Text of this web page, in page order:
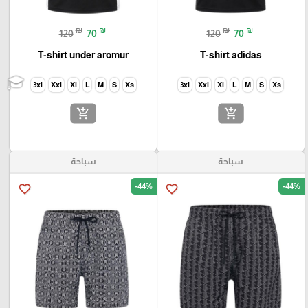
120 ₪ 70 ₪
T-shirt adidas
Xs
S
M
L
Xl
Xxl
3xl
add_shopping_cart
120 ₪ 70 ₪
T-shirt under aromur
Xs
S
M
L
Xl
Xxl
3xl
add_shopping_cart
سباحة
favorite_border -44%
سباحة
favorite_border -44%